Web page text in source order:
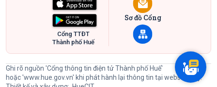
Cổng TTĐT
Thành phố Huế
Sơ đồ Cổng
Ghi rõ nguồn 'Cổng thông tin điện tử Thành phố Huế'
hoặc'www.hue.gov.vn' khi phát hành lại thông tin tại website này.